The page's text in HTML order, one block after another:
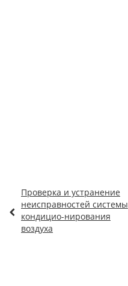
Проверка и устранение
неисправностей системы
кондицио-нирования
воздуха